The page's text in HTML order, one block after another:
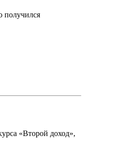
получился
«Второй доход»,